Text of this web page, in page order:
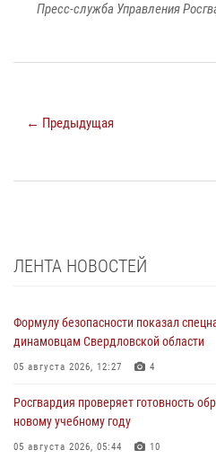
Пресс-служба Управления
← Предыдущая
ЛЕНТА НОВОСТЕЙ
Формулу безопасности показал
динамовцам Свердловской области
05 августа 2026, 12:27 4
Росгвардия проверяет готовность
новому учебному году
05 августа 2026, 05:44 10